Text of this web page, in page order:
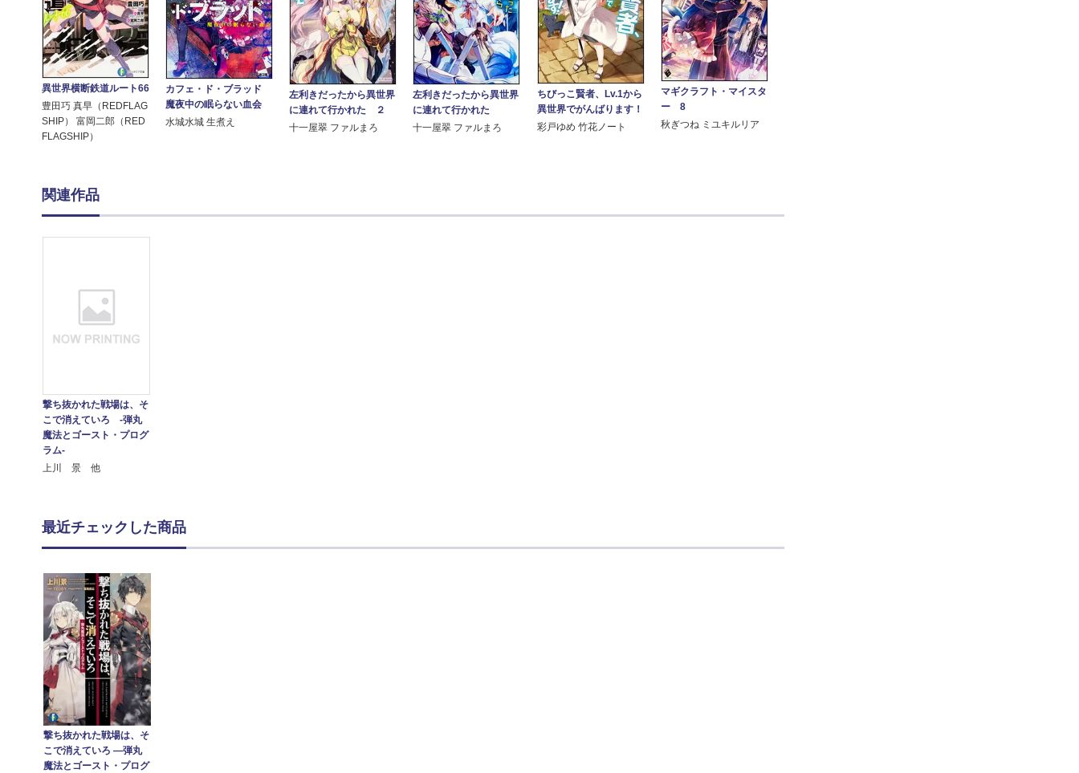
異世界横断鉄道ルート66
豊田巧 真早（REDFLAG
SHIP） 富岡二郎（RED
FLAGSHIP）
カフェ・ド・ブラッド
魔夜中の眠らない血会
水城水城 生煮え
左利きだったから異世界
に連れて行かれた ２
十一屋翠 ファルまろ
左利きだったから異世界
に連れて行かれた
十一屋翠 ファルまろ
ちびっこ賢者、Lv.1から
異世界でがんばります！
彩戸ゆめ 竹花ノート
マギクラフト・マイスタ
ー 8
秋ぎつね ミユキルリア
関連作品
撃ち抜かれた戦場は、そ
こで消えていろ ‐弾丸
魔法とゴースト・プログ
ラム‐
上川 景 他
最近チェックした商品
撃ち抜かれた戦場は、そ
こで消えていろ ―弾丸
魔法とゴースト・プログ